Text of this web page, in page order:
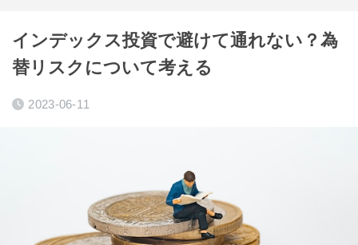
インデックス投資で避けて通れない？為
替リスクについて考える
2023-06-11